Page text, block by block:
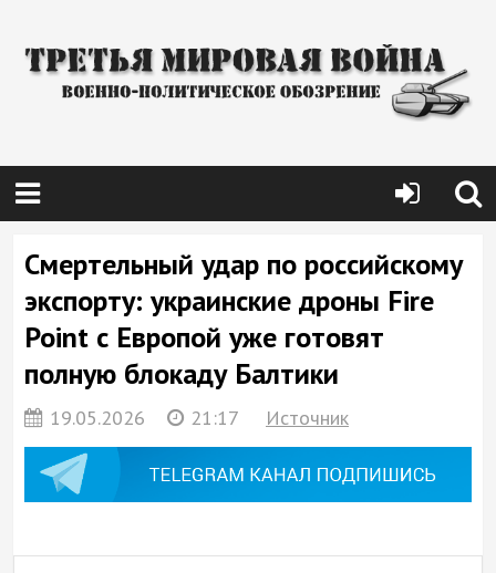
Смертельный удар по российскому
экспорту: украинские дроны Fire
Point с Европой уже готовят
полную блокаду Балтики
19.05.2026 21:17 Источник